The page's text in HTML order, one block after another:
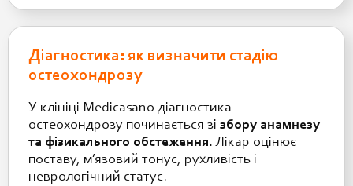
Діагностика: як визначити стадію
остеохондрозу
У клініці Medicasano діагностика
остеохондрозу починається зі збору анамнезу
та фізикального обстеження. Лікар оцінює
поставу, м’язовий тонус, рухливість і
неврологічний статус.